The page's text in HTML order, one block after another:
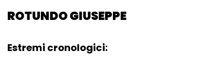
ROTUNDO GIUSEPPE
Estremi cronologici: